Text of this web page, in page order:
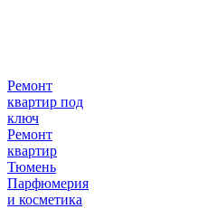
Ремонт
квартир под
ключ
Ремонт
квартир
Тюмень
Парфюмерия
и косметика